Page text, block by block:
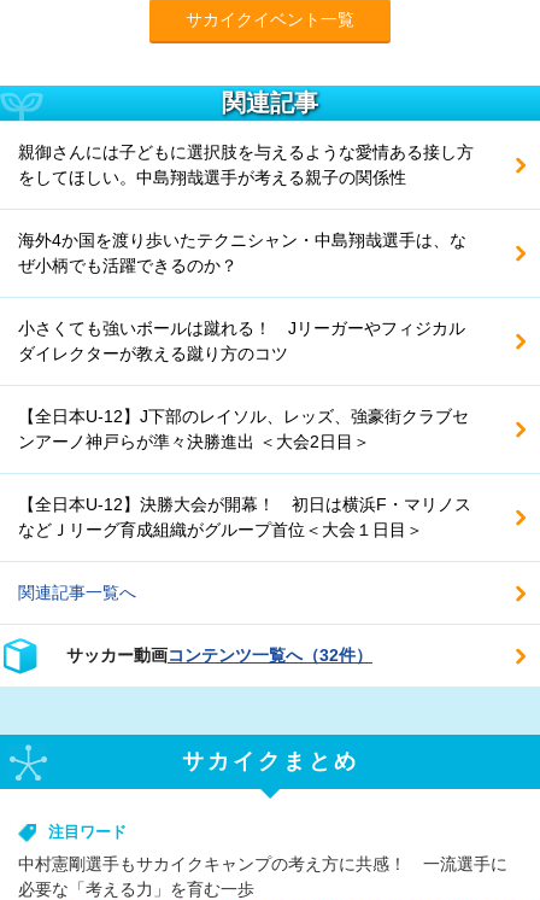
サカイクイベント一覧
関連記事
親御さんには子どもに選択肢を与えるような愛情ある接し方
をしてほしい。中島翔哉選手が考える親子の関係性
海外4か国を渡り歩いたテクニシャン・中島翔哉選手は、な
ぜ小柄でも活躍できるのか？
小さくても強いボールは蹴れる！ Jリーガーやフィジカル
ダイレクターが教える蹴り方のコツ
【全日本U-12】J下部のレイソル、レッズ、強豪街クラブセ
ンアーノ神戸らが準々決勝進出 ＜大会2日目＞
【全日本U-12】決勝大会が開幕！ 初日は横浜F・マリノス
などＪリーグ育成組織がグループ首位＜大会１日目＞
関連記事一覧へ
サッカー動画コンテンツ一覧へ（32件）
サカイクまとめ
注目ワード
中村憲剛選手もサカイクキャンプの考え方に共感！ 一流選手に
必要な「考える力」を育む一歩